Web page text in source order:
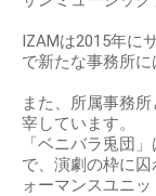
IZAMは2015年に
で新たな事務所に
また、所属事務
宰しています。
「ベニバラ兎団
で、演劇の枠に
ォーマンスユニッ